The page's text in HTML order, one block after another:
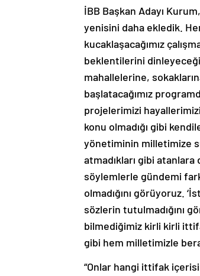
İBB Başkan Adayı
yenisini daha ekledik.
kucaklaşacağımız
beklentilerini
mahallelerine,
başlatacağımız
projelerimizi
konu olmadığı gibi
yönetiminin milletimize
atmadıkları gibi
söylemlerle gündemi
olmadığını görüyoruz.
sözlerin tutulmadığını
bilmediğimiz kirli kirli
gibi hem milletimizle
“Onlar hangi ittifak